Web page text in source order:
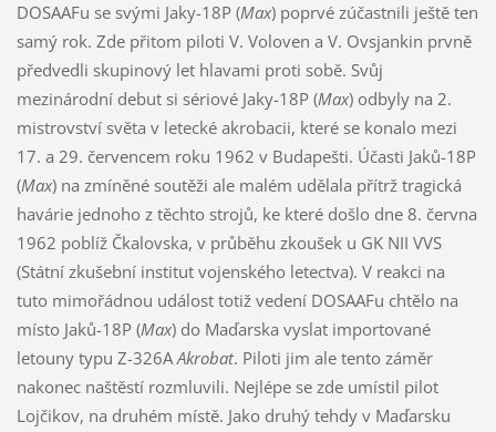
DOSAAFu se svými Jaky-18P (Max) poprvé zúčastnili ještě ten
samý rok. Zde přitom piloti V. Voloven a V. Ovsjankin prvně
předvedli skupinový let hlavami proti sobě. Svůj
mezinárodní debut si sériové Jaky-18P (Max) odbyly na 2.
mistrovství světa v letecké akrobacii, které se konalo mezi
17. a 29. červencem roku 1962 v Budapešti. Účasti Jaků-18P
(Max) na zmíněné soutěži ale malém udělala přítrž tragická
havárie jednoho z těchto strojů, ke které došlo dne 8. června
1962 poblíž Čkalovska, v průběhu zkoušek u GK NII VVS
(Státní zkušební institut vojenského letectva). V reakci na
tuto mimořádnou událost totiž vedení DOSAAFu chtělo na
místo Jaků-18P (Max) do Maďarska vyslat importované
letouny typu Z-326AAkrobat. Piloti jim ale tento záměr
nakonec naštěstí rozmluvili. Nejlépe se zde umístil pilot
Lojčikov, na druhém místě. Jako druhý tehdy v Maďarsku